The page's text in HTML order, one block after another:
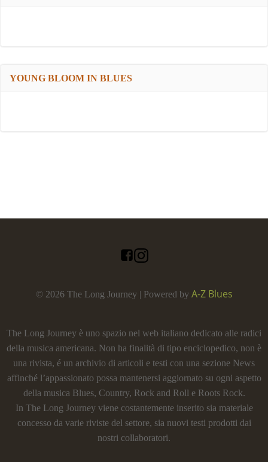
YOUNG BLOOM IN BLUES
© 2026 The Long Journey | Powered by A-Z Blues
The Long Journey è uno spazio nel web italiano dedicato alle radici
della musica americana. Non ha finalità di tipo enciclopedico, non è
una rivista, é un archivio di articoli e testi con una sezione News
affinché l’appassionato possa mantenersi aggiornato su ogni aspetto
della musica Blues, Country, Rock and Roll e Roots Rock.
In The Long Journey viene costantemente inserito sia materiale
concesso da varie riviste del settore, sia nuovi testi prodotti dai
nostri collaboratori.